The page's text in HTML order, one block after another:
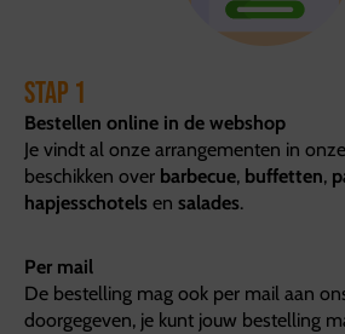
Stap 1
Bestellen online in de webshop
Je vindt al onze arrangementen in
beschikken over barbecue, buffetten,
hapjesschotels en salades.
Per mail
De bestelling mag ook per mail aan
doorgegeven, je kunt jouw bestelling